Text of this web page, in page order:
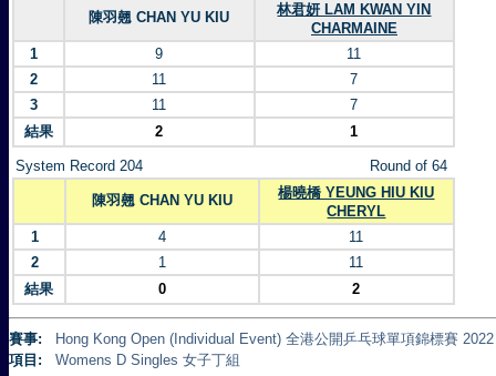
陳羽翹 CHAN YU KIU
林君妍 LAM KWAN YIN
CHARMAINE
1
9
11
2
11
7
3
11
7
結果
2 1
System Record 204 Round of 64
陳羽翹 CHAN YU KIU
楊曉橋 YEUNG HIU KIU
CHERYL
1
4
11
2
1
11
結果
0 2
賽事:
Hong Kong Open (Individual Event) 全港公開乒乓球單項錦標賽 2022
項目:
Womens D Singles 女子丁組